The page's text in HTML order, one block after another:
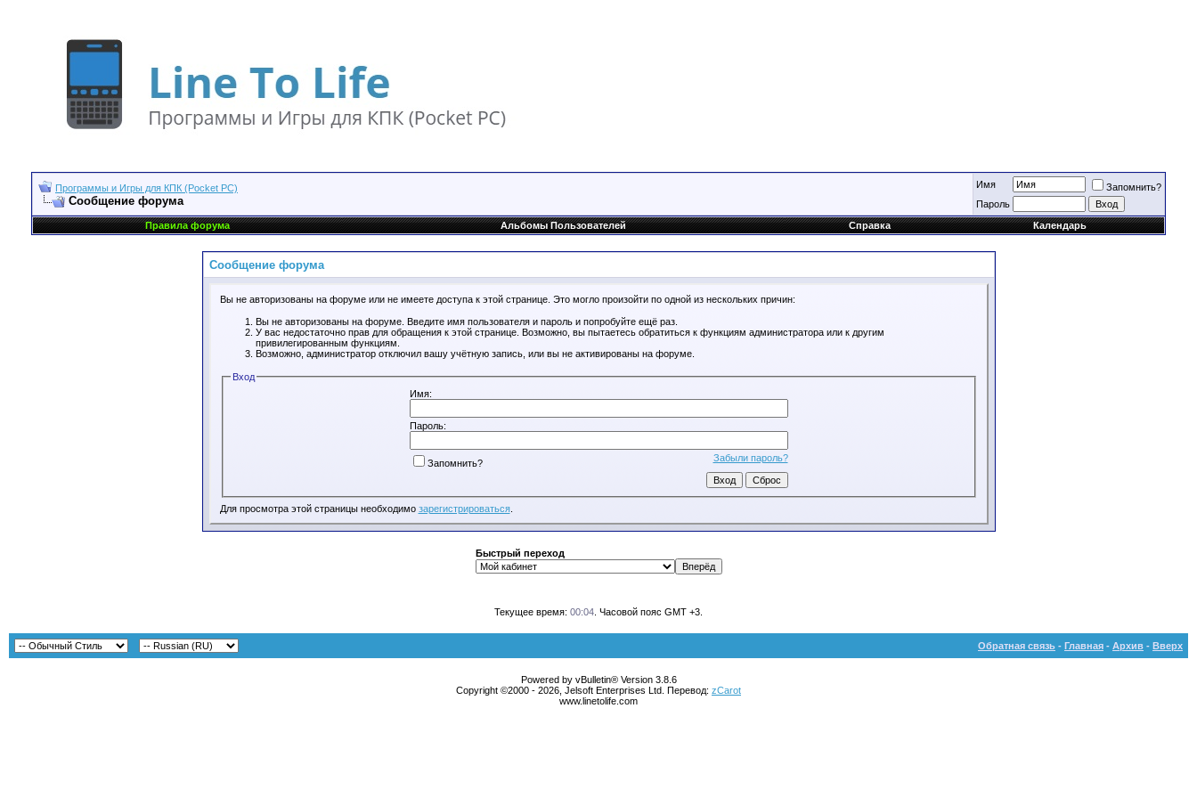
Программы и Игры для КПК (Pocket PC)
Сообщение форума
Имя
Запомнить?
Пароль
Правила форума
Альбомы Пользователей Справка Календарь
Сообщение форума
Вы не авторизованы на форуме или не имеете доступа к этой странице. Это могло произойти по одной из нескольких причин:
Вы не авторизованы на форуме. Введите имя пользователя и пароль и попробуйте ещё раз.
У вас недостаточно прав для обращения к этой странице. Возможно, вы пытаетесь обратиться к функциям администратора или к другим
привилегированным функциям.
Возможно, администратор отключил вашу учётную запись, или вы не активированы на форуме.
Вход
Имя:
Пароль:
Забыли пароль?
Запомнить?
Для просмотра этой страницы необходимо зарегистрироваться.
Быстрый переход
Текущее время: 00:04 . Часовой пояс GMT +3.
Обратная связь - Главная - Архив - Вверх
Powered by vBulletin® Version 3.8.6
Copyright ©2000 - 2026, Jelsoft Enterprises Ltd. Перевод: zCarot
www.linetolife.com